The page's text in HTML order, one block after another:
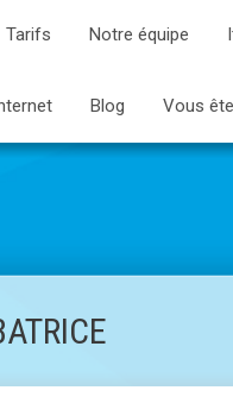
Tarifs Notre équipe
Blog Vous